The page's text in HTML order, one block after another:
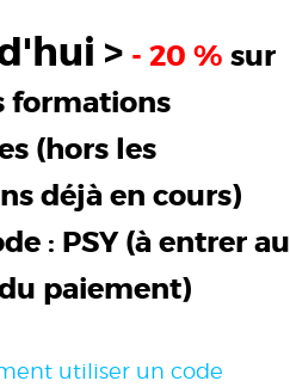
> - 20 % sur
formations
(hors les
déjà en cours)
: PSY(à entrer au
paiement)
utiliser un code